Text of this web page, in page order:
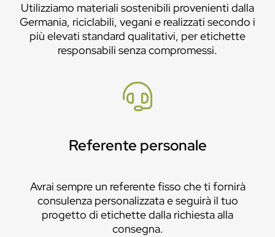
Utilizziamo materiali sostenibili provenienti dalla
Germania, riciclabili, vegani e realizzati secondo i
più elevati standard qualitativi, per etichette
responsabili senza compromessi.
Referente personale
Avrai sempre un referente fisso che ti fornirà
consulenza personalizzata e seguirà il tuo
progetto di etichette dalla richiesta alla
consegna.